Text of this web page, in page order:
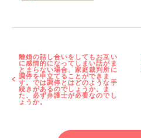
離婚の話し合いをしてもお互い
に感情的になってしまい話がま
とまらない場合、家庭裁判所に
調停を申立てることができま
す。では調停とはどのような手
続きがあるのでしょうか。ま
た、必ず弁護士が必要なのでし
ょうか。